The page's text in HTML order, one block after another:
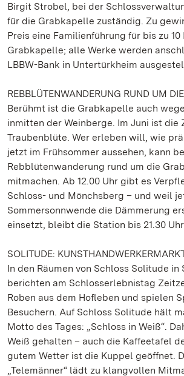
Birgit Strobel, bei der
für die Grabkapelle zuständig. Zu
Preis eine Familienführung für bis zu 10
Grabkapelle; alle Werke werden
LBBW-Bank in Untertürkheim
REBBLÜTENWANDERUNG RUND UM
Berühmt ist die Grabkapelle auch
inmitten der Weinberge. Im Juni ist die
Traubenblüte. Wer erleben will, wie
jetzt im Frühsommer aussehen, kann
Rebblütenwanderung rund um die
mitmachen. Ab 12.00 Uhr gibt es
Schloss- und Mönchsberg – und weil
Sommersonnwende die Dämmerung
einsetzt, bleibt die Station bis 21.30
SOLITUDE:
In den Räumen von Schloss Solitude
berichten am Schlosserlebnistag
Roben aus dem Hofleben und spielen
Besuchern. Auf Schloss Solitude hält
Motto des Tages: „Schloss in Weiß“.
Weiß gehalten – auch die Kaffeetafel
gutem Wetter ist die Kuppel geöffnet.
„Telemänner“ lädt zu klangvollen